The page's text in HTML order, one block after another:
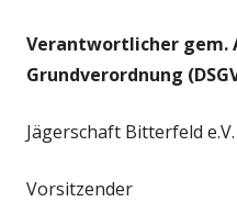
Verantwortlicher gem.
Grundverordnung
Jägerschaft Bitterfeld e.V.
Vorsitzender